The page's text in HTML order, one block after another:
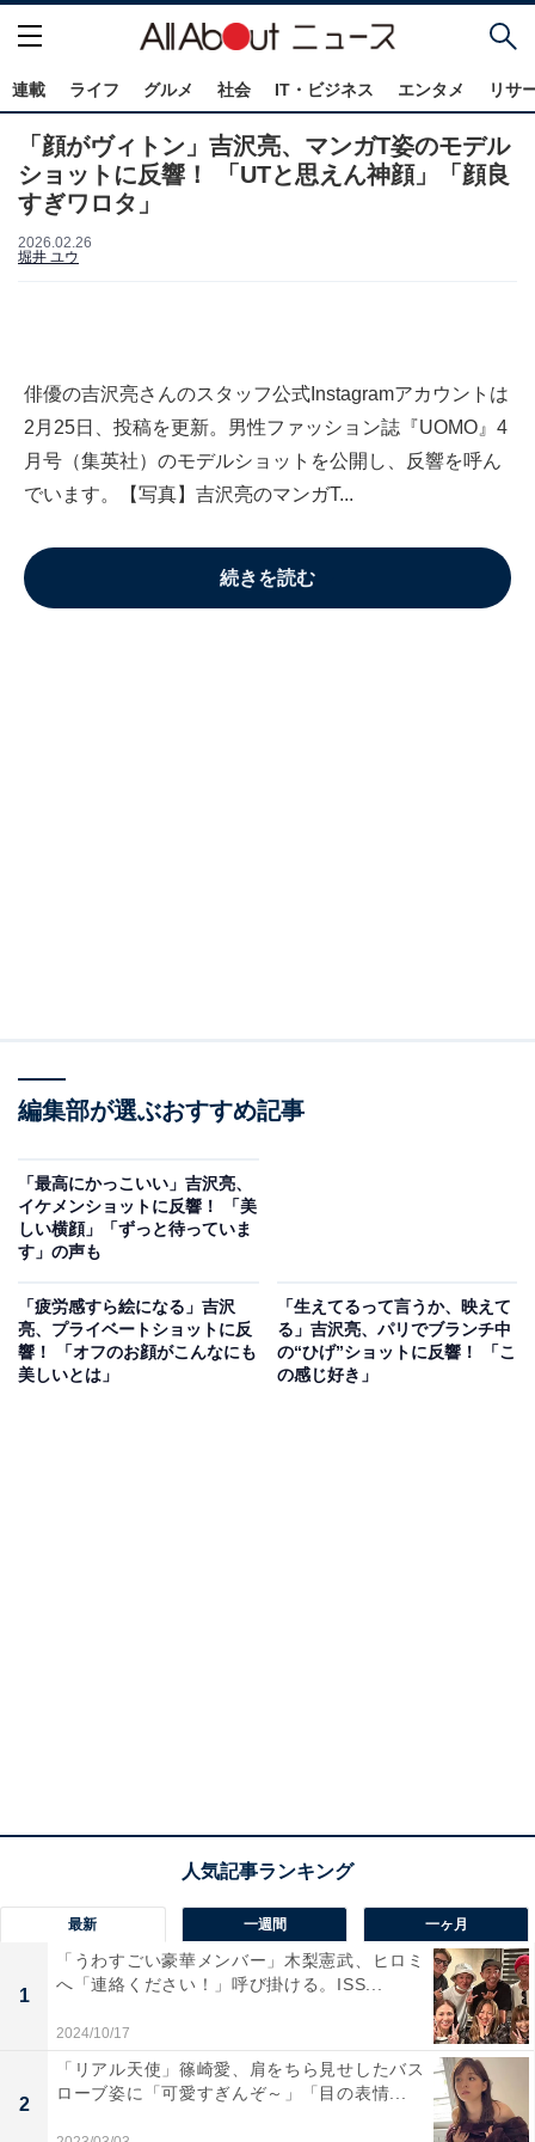
連載 ライフ グルメ 社会 IT・ビジネス エンタメ リサ
「顔がヴィトン」吉沢亮、マンガT姿のモデル
ショットに反響！ 「UTと思えん神顔」「顔良
すぎワロタ」
2026.02.26
堀井 ユウ
俳優の吉沢亮さんのスタッフ公式Instagramアカウントは
2月25日、投稿を更新。男性ファッション誌『UOMO』4
月号（集英社）のモデルショットを公開し、反響を呼ん
でいます。【写真】吉沢亮のマンガT...
続きを読む
編集部が選ぶおすすめ記事
「最高にかっこいい」吉沢亮、
イケメンショットに反響！ 「美
しい横顔」「ずっと待っていま
す」の声も
「疲労感すら絵になる」吉沢
亮、プライベートショットに反
響！ 「オフのお顔がこんなにも
美しいとは」
「生えてるって言うか、映えて
る」吉沢亮、パリでブランチ中
の“ひげ”ショットに反響！ 「こ
の感じ好き」
最新 一週間 一ヶ月
1
「うわすごい豪華メンバー」木梨憲武、ヒロミ
へ「連絡ください！」呼び掛ける。ISS...
2024/10/17
2
「リアル天使」篠崎愛、肩をちら見せしたバス
ローブ姿に「可愛すぎんぞ～」「目の表情...